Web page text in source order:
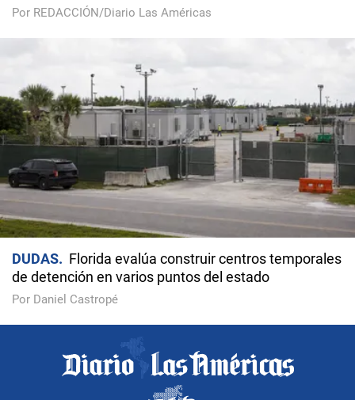
Por REDACCIÓN/Diario Las Américas
DUDAS
Florida evalúa construir centros temporales
de detención en varios puntos del estado
Por Daniel Castropé